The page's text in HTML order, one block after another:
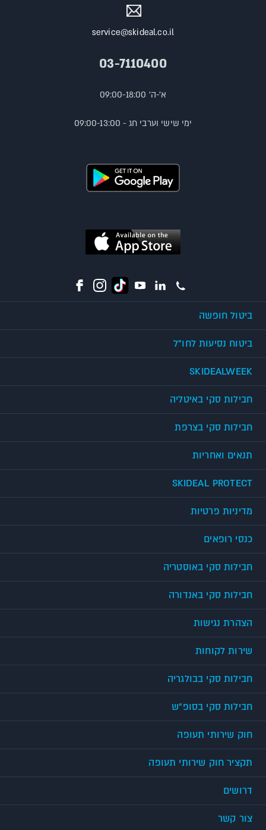
service@skideal.co.il
03-7110400
א'-ה' 09:00-18:00
ימי שישי וערבי חג - 09:00-13:00
ביטול חופשה
ביטוח נסיעות לחו"ל
SKIDEALWEEK
חבילות סקי באיטליה
חבילות סקי בצרפת
תנאים ואחריות
SKIDEAL PROTECT
מדיניות פרטיות
כנסי רופאים
חבילות סקי באוסטריה
חבילות סקי באנדורה
הצהרת נגישות
שירות לקוחות
חבילות סקי בבולגריה
חבילות סקי בסופ"ש
חוק שירותי תעופה
תקציר חוק שירותי תעופה
דרושים
צור קשר